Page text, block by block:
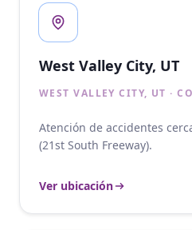
West Valley City, UT
WEST VALLEY CITY, UT ·
Atención de accidentes
(21st South Freeway).
Ver ubicación